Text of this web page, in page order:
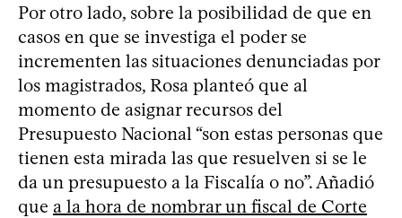
Por otro lado, sobre la posibilidad de que en
casos en que se investiga el poder se
incrementen las situaciones denunciadas por
los magistrados, Rosa planteó que al
momento de asignar recursos del
Presupuesto Nacional “son estas personas que
tienen esta mirada las que resuelven si se le
da un presupuesto a la Fiscalía o no”. Añadió
que a la hora de nombrar un fiscal de Corte